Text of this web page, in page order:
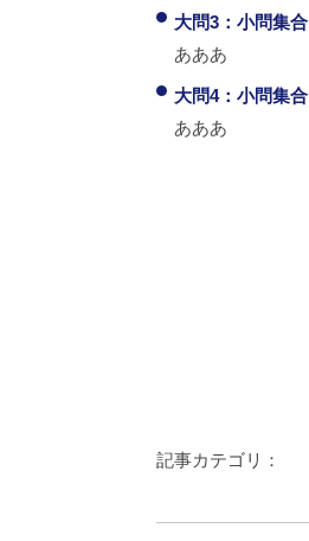
大問3：小問集合
あああ
大問4：小問集合
あああ
記事カテゴリ：